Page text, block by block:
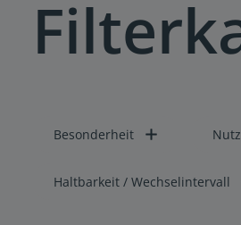
Besonderheit
Haltbarkeit / Wechselintervall